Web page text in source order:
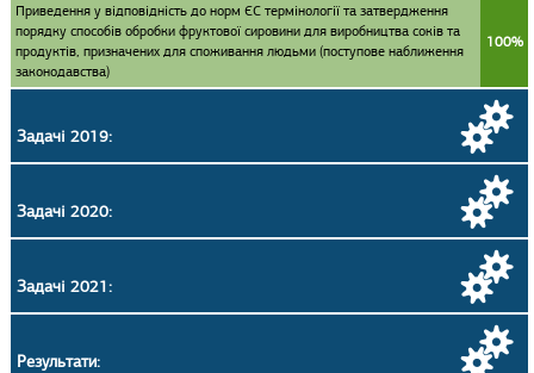
Приведення у відповідність до норм ЄС термінології та затвердження
порядку способів обробки фруктової сировини для виробництва соків та
продуктів, призначених для споживання людьми (поступове наближення
законодавства)
100%
Задачі 2019:
Задачі 2020:
Задачі 2021:
Результати: